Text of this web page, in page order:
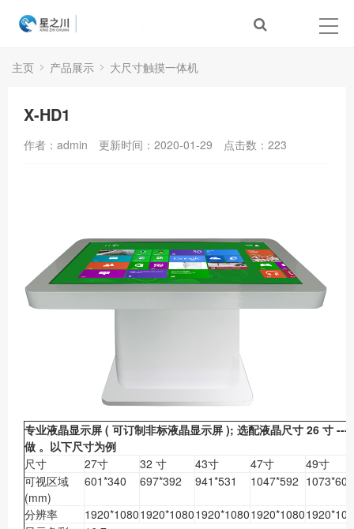
主页 产品展示 大尺寸触摸一体机
X-HD1
作者：admin 更新时间：2020-01-29 点击数： 223
专业液晶显示屏 ( 可订制非标液晶显示屏 ); 选配液晶尺寸 26 寸
做 。 以下尺寸为例
尺寸
27寸 32 寸 43寸 47寸
49寸
可视区域
(mm)
601*340 697*392 941*531 1047*592 1073*604
分辨率 1920*10801920*10801920*10801920*1080